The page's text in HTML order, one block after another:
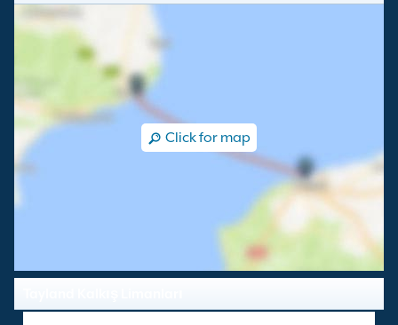
Click for map